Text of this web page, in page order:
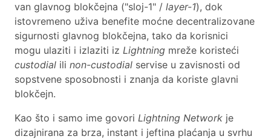
van glavnog blokčejna ("sloj-1" / layer-1), dok
istovremeno uživa benefite moćne decentralizovane
sigurnosti glavnog blokčejna, tako da korisnici
mogu ulaziti i izlaziti iz Lightning mreže koristeći
custodial ili non-custodial servise u zavisnosti od
sopstvene sposobnosti i znanja da koriste glavni
blokčejn.
Kao što i samo ime govori Lightning Network je
dizajnirana za brza, instant i jeftina plaćanja u svrhu